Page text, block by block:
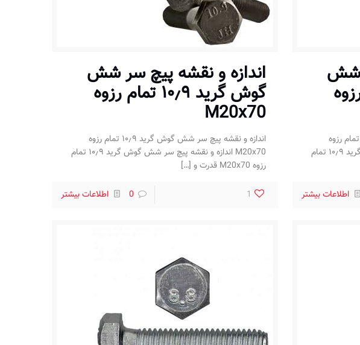
شش
رزوه
اندازه و نقشه پیچ سر شش گوش گرید ۱۰٫۹ تمام رزوه
M20x80 اندازه و نقشه پیچ سر شش گوش گرید ۱۰٫۹ تمام
اطلاعات بیشتر
اندازه و نقشه پیچ سر شش
گوش گرید ۱۰٫۹ تمام رزوه
M20x70
اندازه و نقشه پیچ سر شش گوش گرید ۱۰٫۹ تمام رزوه
M20x70 اندازه و نقشه پیچ سر شش گوش گرید ۱۰٫۹ تمام
رزوه M20x70 قدرت و
[…]
1
0 اطلاعات بیشتر